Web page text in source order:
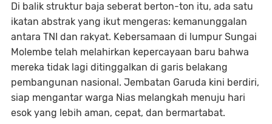
Di balik struktur baja seberat berton-ton itu, ada satu
ikatan abstrak yang ikut mengeras: kemanunggalan
antara TNI dan rakyat. Kebersamaan di lumpur Sungai
Molembe telah melahirkan kepercayaan baru bahwa
mereka tidak lagi ditinggalkan di garis belakang
pembangunan nasional. Jembatan Garuda kini berdiri,
siap mengantar warga Nias melangkah menuju hari
esok yang lebih aman, cepat, dan bermartabat.